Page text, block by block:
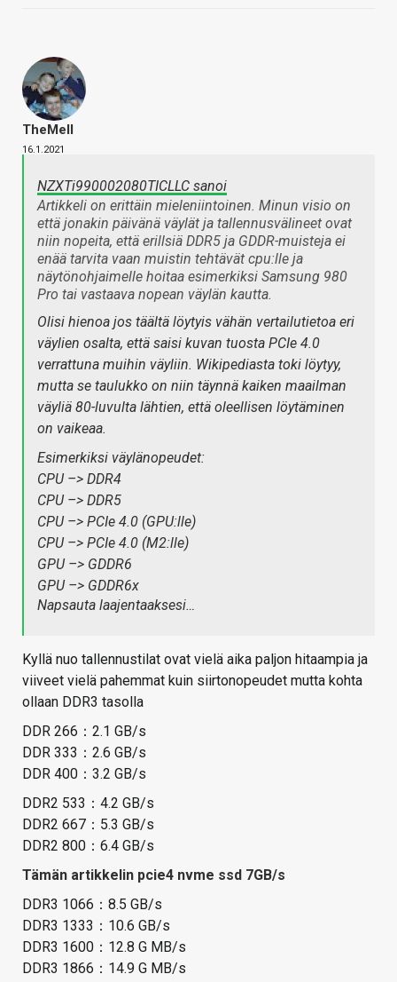
TheMeII
16.1.2021
NZXTi990002080TICLLC sanoi
Artikkeli on erittäin mieleniintoinen. Minun visio on
että jonakin päivänä väylät ja tallennusvälineet ovat
niin nopeita, että erillsiä DDR5 ja GDDR-muisteja ei
enää tarvita vaan muistin tehtävät cpu:lle ja
näytönohjaimelle hoitaa esimerkiksi Samsung 980
Pro tai vastaava nopean väylän kautta.
Olisi hienoa jos täältä löytyis vähän vertailutietoa eri
väylien osalta, että saisi kuvan tuosta PCIe 4.0
verrattuna muihin väyliin. Wikipediasta toki löytyy,
mutta se taulukko on niin täynnä kaiken maailman
väyliä 80-luvulta lähtien, että oleellisen löytäminen
on vaikeaa.
Esimerkiksi väylänopeudet:
CPU –> DDR4
CPU –> DDR5
CPU –> PCIe 4.0 (GPU:lle)
CPU –> PCIe 4.0 (M2:lle)
GPU –> GDDR6
GPU –> GDDR6x
Napsauta laajentaaksesi…
Kyllä nuo tallennustilat ovat vielä aika paljon hitaampia ja
viiveet vielä pahemmat kuin siirtonopeudet mutta kohta
ollaan DDR3 tasolla
DDR 266：2.1 GB/s
DDR 333：2.6 GB/s
DDR 400：3.2 GB/s
DDR2 533：4.2 GB/s
DDR2 667：5.3 GB/s
DDR2 800：6.4 GB/s
Tämän artikkelin pcie4 nvme ssd 7GB/s
DDR3 1066：8.5 GB/s
DDR3 1333：10.6 GB/s
DDR3 1600：12.8 G MB/s
DDR3 1866：14.9 G MB/s